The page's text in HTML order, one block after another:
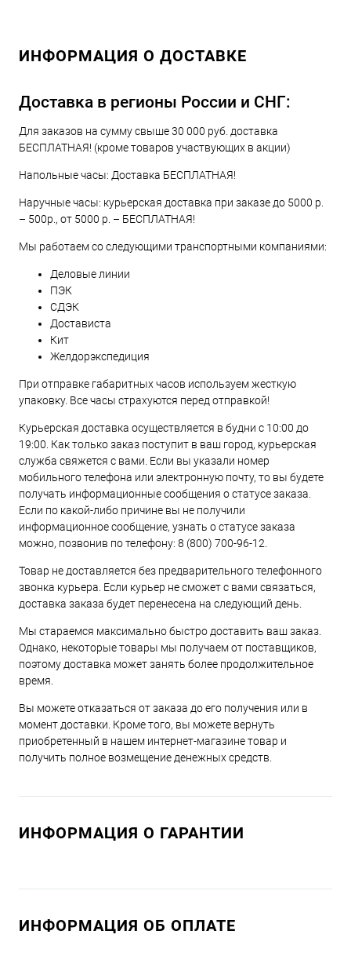
ИНФОРМАЦИЯ О ДОСТАВКЕ
Доставка в регионы России и СНГ:
Для заказов на сумму свыше 30 000 руб. доставка
БЕСПЛАТНАЯ! (кроме товаров участвующих в акции)
Напольные часы: Доставка БЕСПЛАТНАЯ!
Наручные часы: курьерская доставка при заказе до 5000 р.
– 500р., от 5000 р. – БЕСПЛАТНАЯ!
Мы работаем со следующими транспортными компаниями:
Деловые линии
ПЭК
СДЭК
Достависта
Кит
Желдорэкспедиция
При отправке габаритных часов используем жесткую
упаковку. Все часы страхуются перед отправкой!
Курьерская доставка осуществляется в будни с 10:00 до
19:00. Как только заказ поступит в ваш город, курьерская
служба свяжется с вами. Если вы указали номер
мобильного телефона или электронную почту, то вы будете
получать информационные сообщения о статусе заказа.
Если по какой-либо причине вы не получили
информационное сообщение, узнать о статусе заказа
можно, позвонив по телефону: 8 (800) 700-96-12.
Товар не доставляется без предварительного телефонного
звонка курьера. Если курьер не сможет с вами связаться,
доставка заказа будет перенесена на следующий день.
Мы стараемся максимально быстро доставить ваш заказ.
Однако, некоторые товары мы получаем от поставщиков,
поэтому доставка может занять более продолжительное
время.
Вы можете отказаться от заказа до его получения или в
момент доставки. Кроме того, вы можете вернуть
приобретенный в нашем интернет-магазине товар и
получить полное возмещение денежных средств.
ИНФОРМАЦИЯ О ГАРАНТИИ
ИНФОРМАЦИЯ ОБ ОПЛАТЕ